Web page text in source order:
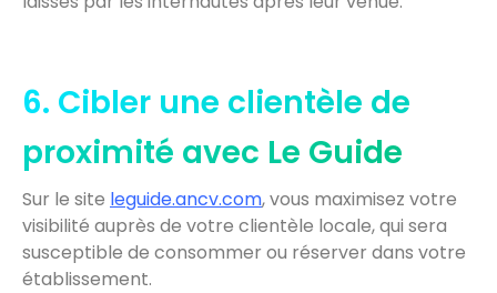
6. Cibler une clientèle de
proximité avec Le Guide
Sur le site leguide.ancv.com, vous maximisez votre
visibilité auprès de votre clientèle locale, qui sera
susceptible de consommer ou réserver dans votre
établissement.